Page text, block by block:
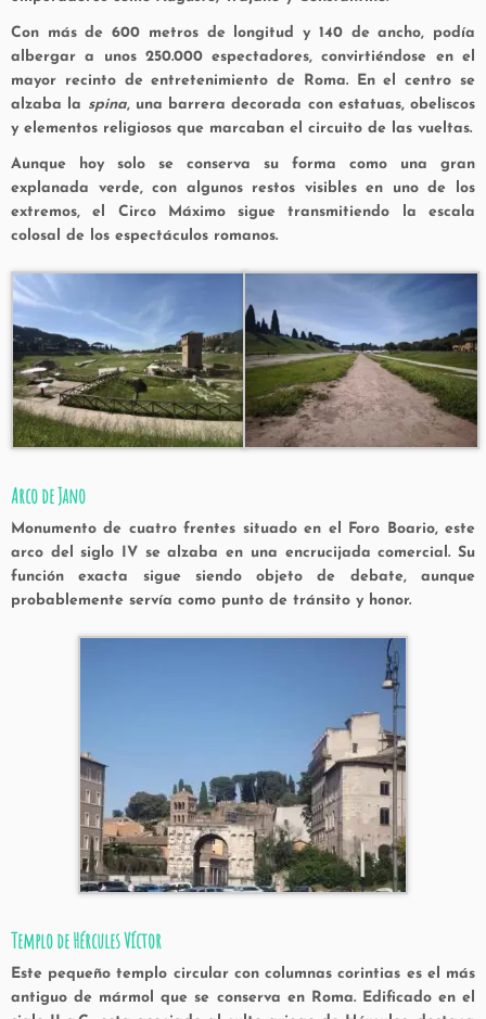
Con más de600 metros de longitud y 140 de ancho, podía
albergar a unos 250.000 espectadores, convirtiéndose en el
mayor recinto de entretenimiento de Roma. En el centro se
alzaba la spina, una barrera decorada con estatuas, obeliscos
y elementos religiosos que marcaban el circuito de las vueltas.
Aunque hoy solo se conserva su forma como una gran
explanada verde, con algunos restos visibles en uno de los
extremos, el Circo Máximo sigue transmitiendo la escala
colosal de los espectáculos romanos.
Arco de Jano
Monumento de cuatro frentes situado en el Foro Boario, este
arco del siglo IV se alzaba en una encrucijada comercial. Su
función exacta sigue siendo objeto de debate, aunque
probablemente servía como punto de tránsito y honor.
Templo de Hércules Víctor
Este pequeño templo circular con columnas corintias es el más
antiguo de mármol que se conserva en Roma. Edificado en el